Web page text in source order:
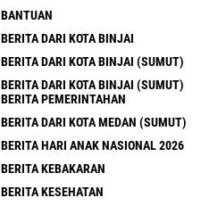
BANTUAN
BERITA DARI KOTA BINJAI
BERITA DARI KOTA BINJAI (SUMUT)
BERITA DARI KOTA BINJAI (SUMUT)
BERITA PEMERINTAHAN
BERITA DARI KOTA MEDAN (SUMUT)
BERITA HARI ANAK NASIONAL 2026
BERITA KEBAKARAN
BERITA KESEHATAN